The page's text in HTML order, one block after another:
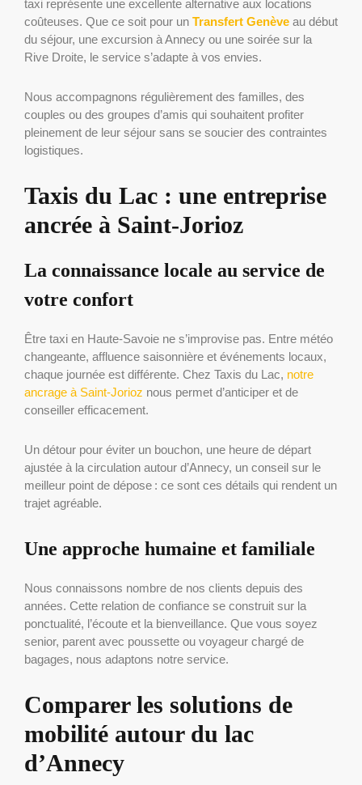
taxi représente une excellente alternative aux locations
coûteuses. Que ce soit pour un Transfert Genève au début
du séjour, une excursion à Annecy ou une soirée sur la
Rive Droite, le service s’adapte à vos envies.
Nous accompagnons régulièrement des familles, des
couples ou des groupes d’amis qui souhaitent profiter
pleinement de leur séjour sans se soucier des contraintes
logistiques.
Taxis du Lac : une entreprise
ancrée à Saint-Jorioz
La connaissance locale au service de
votre confort
Être taxi en Haute-Savoie ne s’improvise pas. Entre météo
changeante, affluence saisonnière et événements locaux,
chaque journée est différente. Chez Taxis du Lac, notre
ancrage à Saint-Jorioz nous permet d’anticiper et de
conseiller efficacement.
Un détour pour éviter un bouchon, une heure de départ
ajustée à la circulation autour d’Annecy, un conseil sur le
meilleur point de dépose : ce sont ces détails qui rendent un
trajet agréable.
Une approche humaine et familiale
Nous connaissons nombre de nos clients depuis des
années. Cette relation de confiance se construit sur la
ponctualité, l’écoute et la bienveillance. Que vous soyez
senior, parent avec poussette ou voyageur chargé de
bagages, nous adaptons notre service.
Comparer les solutions de
mobilité autour du lac
d’Annecy